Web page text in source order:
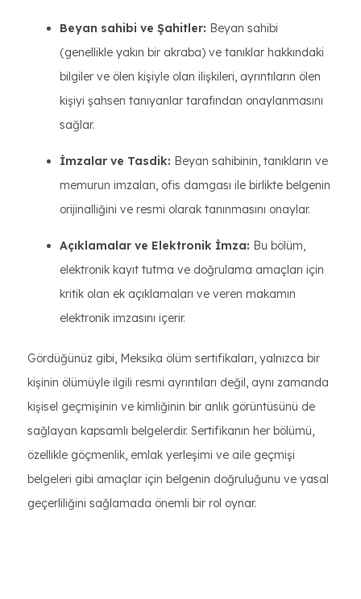
Beyan sahibi ve Şahitler: Beyan sahibi
(genellikle yakın bir akraba) ve tanıklar hakkındaki
bilgiler ve ölen kişiyle olan ilişkileri, ayrıntıların ölen
kişiyi şahsen tanıyanlar tarafından onaylanmasını
sağlar.
İmzalar ve Tasdik: Beyan sahibinin, tanıkların ve
memurun imzaları, ofis damgası ile birlikte belgenin
orijinalliğini ve resmi olarak tanınmasını onaylar.
Açıklamalar ve Elektronik İmza: Bu bölüm,
elektronik kayıt tutma ve doğrulama amaçları için
kritik olan ek açıklamaları ve veren makamın
elektronik imzasını içerir.
Gördüğünüz gibi, Meksika ölüm sertifikaları, yalnızca bir
kişinin ölümüyle ilgili resmi ayrıntıları değil, aynı zamanda
kişisel geçmişinin ve kimliğinin bir anlık görüntüsünü de
sağlayan kapsamlı belgelerdir. Sertifikanın her bölümü,
özellikle göçmenlik, emlak yerleşimi ve aile geçmişi
belgeleri gibi amaçlar için belgenin doğruluğunu ve yasal
geçerliliğini sağlamada önemli bir rol oynar.